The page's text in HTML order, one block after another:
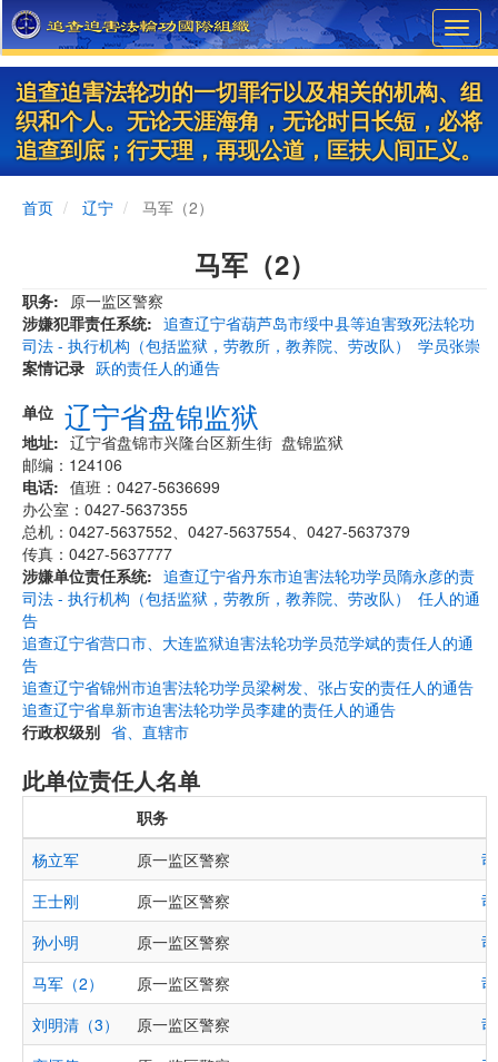
Skip
to
main
content
追查迫害法轮功的一切罪行以及相关的机构、组
织和个人。无论天涯海角，无论时日长短，必将
追查到底；行天理，再现公道，匡扶人间正义。
首页 辽宁 马军（2）
马军（2）
职务
原一监区警察
涉嫌犯罪责任系统
司法 - 执行机构（包括监狱，劳教所，教养院、劳改队）
案情记录
追查辽宁省葫芦岛市绥中县等迫害致死法轮功
学员张崇
跃的责任人的通告
单位 辽宁省盘锦监狱
地址
辽宁省盘锦市兴隆台区新生街 盘锦监狱
邮编：124106
电话
值班：0427-5636699
办公室：0427-5637355
总机：0427-5637552、0427-5637554、0427-5637379
传真：0427-5637777
涉嫌单位责任系统
司法 - 执行机构（包括监狱，劳教所，教养院、劳改队）
追查辽宁省丹东市迫害法轮功学员隋永彦的责
任人的通
告
追查辽宁省营口市、大连监狱迫害法轮功学员范学斌的责任人的通
告
追查辽宁省锦州市迫害法轮功学员梁树发、张占安的责任人的通告
追查辽宁省阜新市迫害法轮功学员李建的责任人的通告
行政权级别 省、直辖市
此单位责任人名单
职务
杨立军
原一监区警察
王士刚
原一监区警察
孙小明
原一监区警察
马军（2）
原一监区警察
刘明清（3）
原一监区警察